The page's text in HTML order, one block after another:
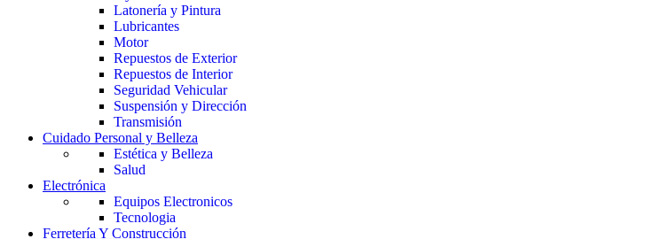
Latonería y Pintura
Lubricantes
Motor
Repuestos de Exterior
Repuestos de Interior
Seguridad Vehicular
Suspensión y Dirección
Transmisión
Cuidado Personal y Belleza
Estética y Belleza
Salud
Electrónica
Equipos Electronicos
Tecnologia
Ferretería Y Construcción